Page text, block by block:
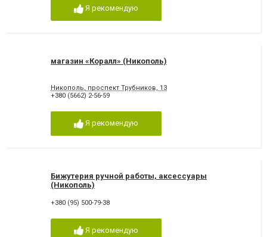
Я рекомендую
магазин «Коралл» (Никополь)
Никополь, проспект Трубников, 13
+380 (5662) 2-56-59
Я рекомендую
Бижутерия ручной работы, аксессуары
(Никополь)
+380 (95) 500-79-38
Я рекомендую